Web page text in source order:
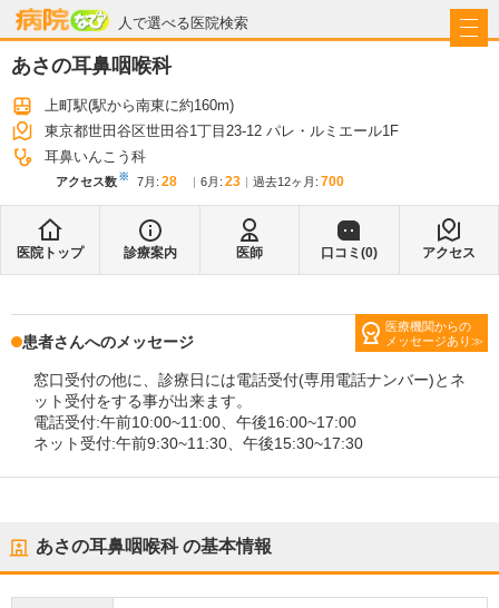
人で選べる医院検索
病院なび
あさの耳鼻咽喉科
上町駅(駅から南東に約160m)
東京都世田谷区世田谷1丁目23-12 パレ・ルミエール1F
耳鼻いんこう科
アクセス数※ 7月 : 28 6月 : 23 過去12ヶ月: 700
医院トップ 診療案内 医師 口コミ(0) アクセス
医療機関からの
メッセージあり
患者さんへのメッセージ
窓口受付の他に、診療日には電話受付(専用電話ナンバー)とネ
ット受付をする事が出来ます。
電話受付:午前10:00~11:00、午後16:00~17:00
ネット受付:午前9:30~11:30、午後15:30~17:30
あさの耳鼻咽喉科の基本情報